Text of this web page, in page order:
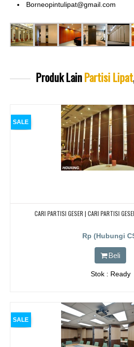
Borneopintulipat@gmail.com
Produk LainPartisi Lipat
SALE
CARI PARTISI GESER | CARI PARTISI
Rp (Hubungi
Beli
Stok : Ready
SALE